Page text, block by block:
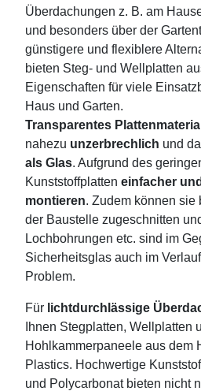
Überdachungen z. B. am
und besonders über der
günstigere und flexiblere
bieten Steg- und Wellplatten
Eigenschaften für viele
Haus und Garten.
Transparentes
nahezu unzerbrechlich und
als Glas. Aufgrund des
Kunststoffplatten einfacher
montieren. Zudem können sie
der Baustelle zugeschnitten
Lochbohrungen etc. sind im
Sicherheitsglas auch im
Problem.
Für lichtdurchlässige
Ihnen Stegplatten, Wellplatten
Hohlkammerpaneele aus dem
Plastics. Hochwertige
und Polycarbonat bieten nicht